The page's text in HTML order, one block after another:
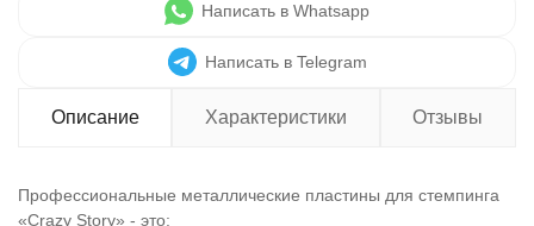
Написать в Whatsapp
Написать в Telegram
Описание Характеристики Отзывы
Профессиональные металлические пластины для стемпинга
«Crazy Story» - это: